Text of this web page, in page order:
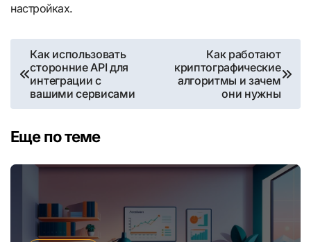
настройках.
Навигация
по
записям
Как использовать
сторонние API для
интеграции с
вашими сервисами
Как работают
криптографические
алгоритмы и зачем
они нужны
Еще по теме